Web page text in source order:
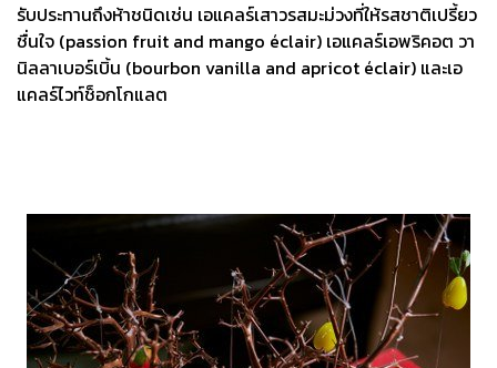
รับประทานถึงห้าชนิดเช่น เอแคลร์เสาวรสมะม่วงที่ให้รสชาติเปรี้ยว
ชื่นใจ (passion fruit and mango éclair) เอแคลร์เอพริคอต วา
นิลลาเบอร์เบิ้น (bourbon vanilla and apricot éclair) และเอ
แคลร์ไวท์ช็อกโกแลต